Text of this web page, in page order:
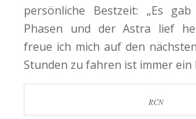
persönliche Bestzeit: „Es
Phasen und der Astra lief
freue ich mich auf den
Stunden zu fahren ist immer ein
RCN